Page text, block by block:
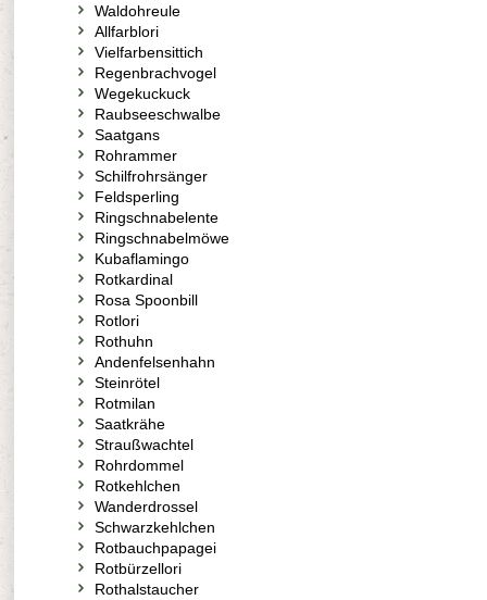
Waldohreule
Allfarblori
Vielfarbensittich
Regenbrachvogel
Wegekuckuck
Raubseeschwalbe
Saatgans
Rohrammer
Schilfrohrsänger
Feldsperling
Ringschnabelente
Ringschnabelmöwe
Kubaflamingo
Rotkardinal
Rosa Spoonbill
Rotlori
Rothuhn
Andenfelsenhahn
Steinrötel
Rotmilan
Saatkrähe
Straußwachtel
Rohrdommel
Rotkehlchen
Wanderdrossel
Schwarzkehlchen
Rotbauchpapagei
Rotbürzellori
Rothalstaucher